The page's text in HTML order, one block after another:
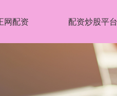
网配资 配资炒股平台